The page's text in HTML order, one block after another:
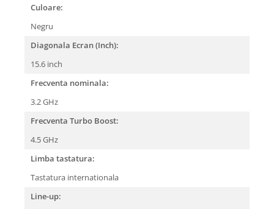
Culoare:
Negru
Diagonala Ecran (Inch):
15.6 inch
Frecventa nominala:
3.2 GHz
Frecventa Turbo Boost:
4.5 GHz
Limba tastatura:
Tastatura internationala
Line-up: